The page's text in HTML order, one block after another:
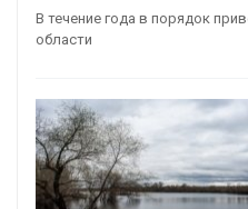
В течение года в порядок
области